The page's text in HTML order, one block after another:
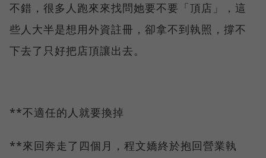
不錯，很多人跑來來找問她要不要「頂店」，這
些人大半是想用外資註冊，卻拿不到執照，撐不
下去了只好把店頂讓出去。
**不適任的人就要換掉
**來回奔走了四個月，程文嬌終於抱回營業執